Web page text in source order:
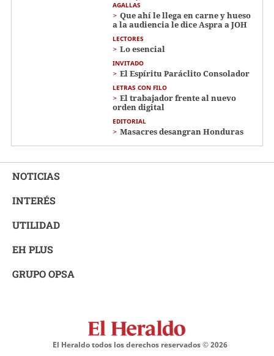
AGALLAS
Que ahí le llega en carne y hueso
a la audiencia le dice Aspra a JOH
LECTORES
Lo esencial
INVITADO
El Espíritu Paráclito Consolador
LETRAS CON FILO
El trabajador frente al nuevo
orden digital
EDITORIAL
Masacres desangran Honduras
NOTICIAS
INTERÉS
UTILIDAD
EH PLUS
GRUPO OPSA
El Heraldo todos los derechos reservados ©2026